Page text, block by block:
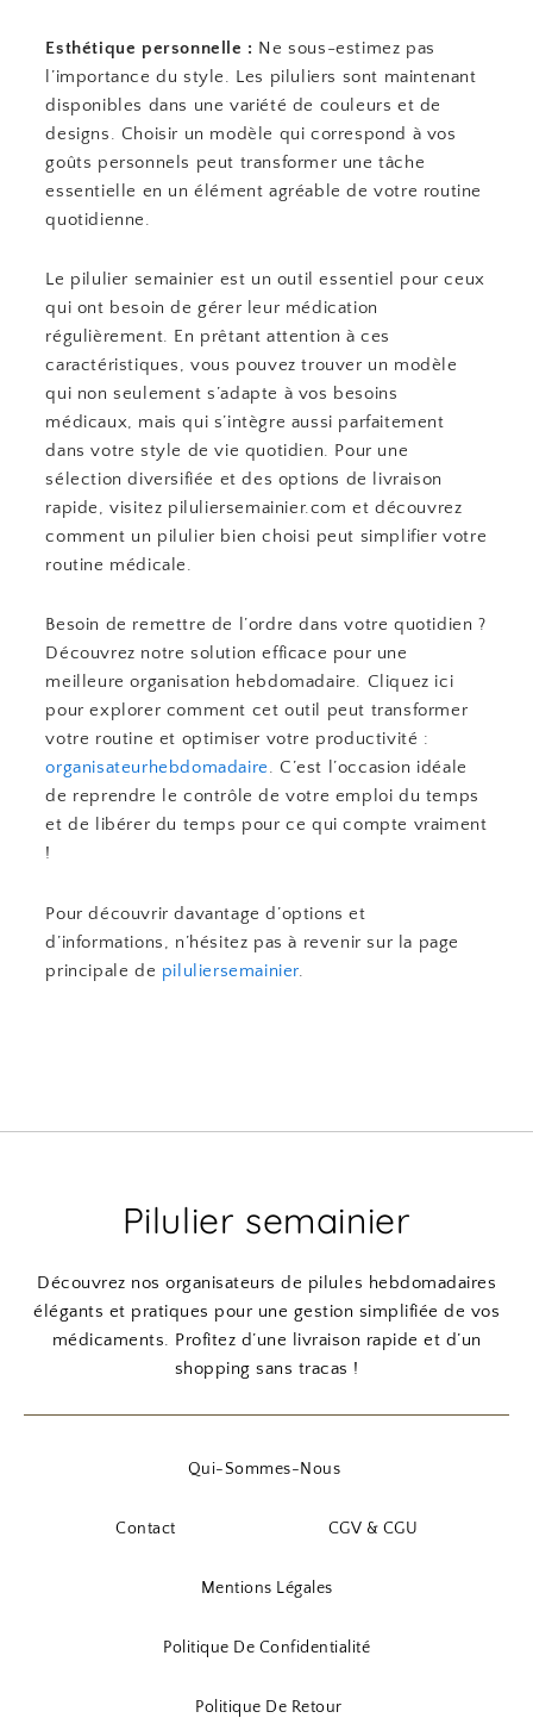
Esthétique personnelle : Ne sous-estimez pas
l’importance du style. Les piluliers sont maintenant
disponibles dans une variété de couleurs et de
designs. Choisir un modèle qui correspond à vos
goûts personnels peut transformer une tâche
essentielle en un élément agréable de votre routine
quotidienne.
Le pilulier semainier est un outil essentiel pour ceux
qui ont besoin de gérer leur médication
régulièrement. En prêtant attention à ces
caractéristiques, vous pouvez trouver un modèle
qui non seulement s’adapte à vos besoins
médicaux, mais qui s’intègre aussi parfaitement
dans votre style de vie quotidien. Pour une
sélection diversifiée et des options de livraison
rapide, visitez piluliersemainier.com et découvrez
comment un pilulier bien choisi peut simplifier votre
routine médicale.
Besoin de remettre de l’ordre dans votre quotidien ?
Découvrez notre solution efficace pour une
meilleure organisation hebdomadaire. Cliquez ici
pour explorer comment cet outil peut transformer
votre routine et optimiser votre productivité :
organisateurhebdomadaire. C’est l’occasion idéale
de reprendre le contrôle de votre emploi du temps
et de libérer du temps pour ce qui compte vraiment
!
Pour découvrir davantage d’options et
d’informations, n’hésitez pas à revenir sur la page
principale de piluliersemainier.
Pilulier semainier
Découvrez nos organisateurs de pilules hebdomadaires
élégants et pratiques pour une gestion simplifiée de vos
médicaments. Profitez d’une livraison rapide et d’un
shopping sans tracas !
Qui-Sommes-Nous
Contact CGV & CGU
Mentions Légales
Politique De Confidentialité
Politique De Retour